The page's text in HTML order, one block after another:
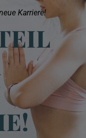
Karriere!